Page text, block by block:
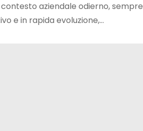
aziendale odierno, sempre
e in rapida evoluzione,…